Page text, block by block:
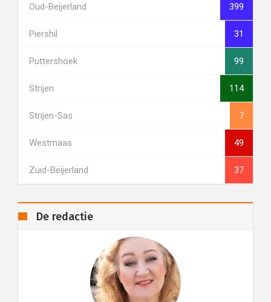
Oud-Beijerland 399
Piershil 31
Puttershoek 99
Strijen 114
Strijen-Sas 7
Westmaas 49
Zuid-Beijerland 37
De redactie